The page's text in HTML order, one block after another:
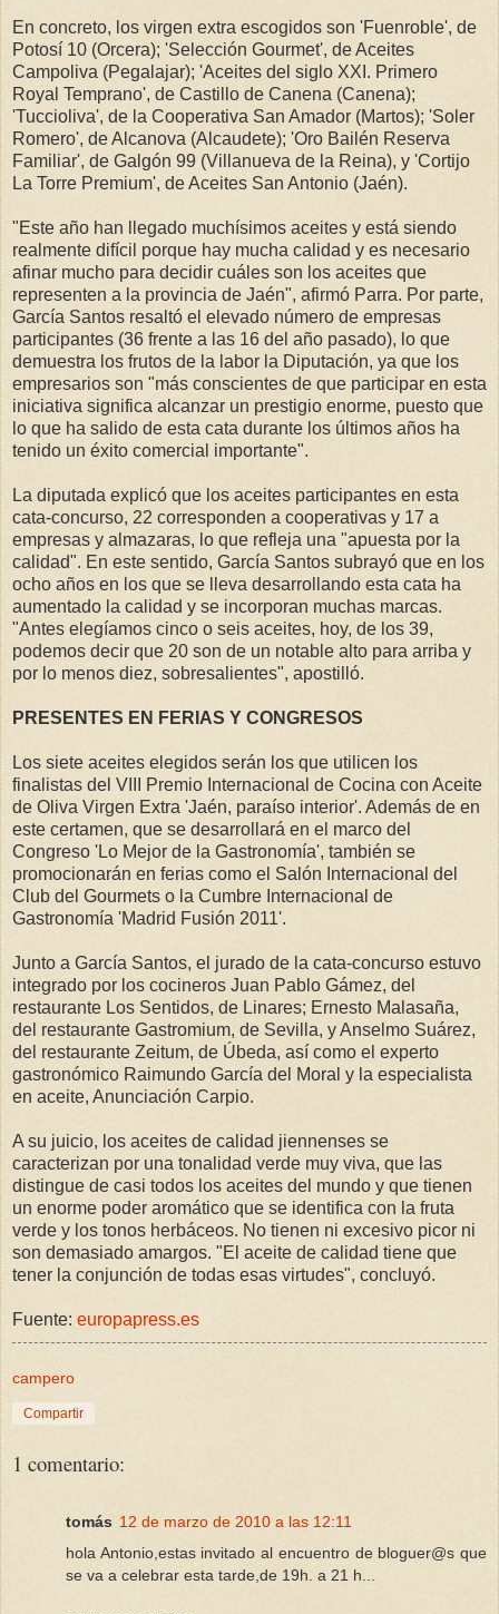
En concreto, los virgen extra escogidos son 'Fuenroble', de
Potosí 10 (Orcera); 'Selección Gourmet', de Aceites
Campoliva (Pegalajar); 'Aceites del siglo XXI. Primero
Royal Temprano', de Castillo de Canena (Canena);
'Tuccioliva', de la Cooperativa San Amador (Martos); 'Soler
Romero', de Alcanova (Alcaudete); 'Oro Bailén Reserva
Familiar', de Galgón 99 (Villanueva de la Reina), y 'Cortijo
La Torre Premium', de Aceites San Antonio (Jaén).
"Este año han llegado muchísimos aceites y está siendo
realmente difícil porque hay mucha calidad y es necesario
afinar mucho para decidir cuáles son los aceites que
representen a la provincia de Jaén", afirmó Parra. Por parte,
García Santos resaltó el elevado número de empresas
participantes (36 frente a las 16 del año pasado), lo que
demuestra los frutos de la labor la Diputación, ya que los
empresarios son "más conscientes de que participar en esta
iniciativa significa alcanzar un prestigio enorme, puesto que
lo que ha salido de esta cata durante los últimos años ha
tenido un éxito comercial importante".
La diputada explicó que los aceites participantes en esta
cata-concurso, 22 corresponden a cooperativas y 17 a
empresas y almazaras, lo que refleja una "apuesta por la
calidad". En este sentido, García Santos subrayó que en los
ocho años en los que se lleva desarrollando esta cata ha
aumentado la calidad y se incorporan muchas marcas.
"Antes elegíamos cinco o seis aceites, hoy, de los 39,
podemos decir que 20 son de un notable alto para arriba y
por lo menos diez, sobresalientes", apostilló.
PRESENTES EN FERIAS Y CONGRESOS
Los siete aceites elegidos serán los que utilicen los
finalistas del VIII Premio Internacional de Cocina con Aceite
de Oliva Virgen Extra 'Jaén, paraíso interior'. Además de en
este certamen, que se desarrollará en el marco del
Congreso 'Lo Mejor de la Gastronomía', también se
promocionarán en ferias como el Salón Internacional del
Club del Gourmets o la Cumbre Internacional de
Gastronomía 'Madrid Fusión 2011'.
Junto a García Santos, el jurado de la cata-concurso estuvo
integrado por los cocineros Juan Pablo Gámez, del
restaurante Los Sentidos, de Linares; Ernesto Malasaña,
del restaurante Gastromium, de Sevilla, y Anselmo Suárez,
del restaurante Zeitum, de Úbeda, así como el experto
gastronómico Raimundo García del Moral y la especialista
en aceite, Anunciación Carpio.
A su juicio, los aceites de calidad jiennenses se
caracterizan por una tonalidad verde muy viva, que las
distingue de casi todos los aceites del mundo y que tienen
un enorme poder aromático que se identifica con la fruta
verde y los tonos herbáceos. No tienen ni excesivo picor ni
son demasiado amargos. "El aceite de calidad tiene que
tener la conjunción de todas esas virtudes", concluyó.
Fuente: europapress.es
campero
Compartir
1 comentario:
tomás 12 de marzo de 2010 a las 12:11
hola Antonio,estas invitado al encuentro de bloguer@s que
se va a celebrar esta tarde,de 19h. a 21 h...